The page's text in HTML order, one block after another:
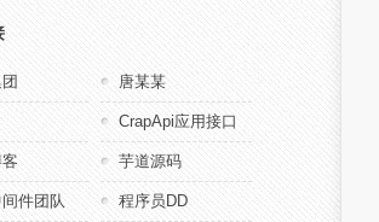
唐某某
CrapApi应用接口
客 芋道源码
件团队 程序员DD